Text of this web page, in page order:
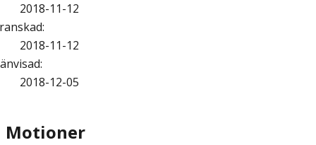
2018-11-12
:
2018-11-12
:
2018-12-05
Motioner